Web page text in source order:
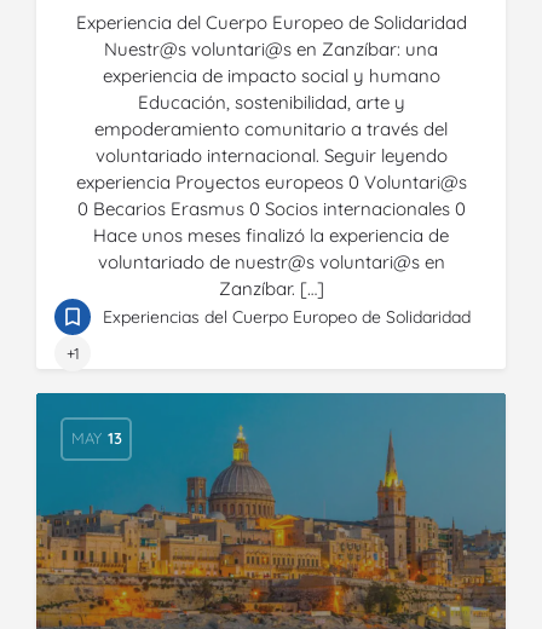
Experiencia del Cuerpo Europeo de Solidaridad
Nuestr@s voluntari@s en Zanzíbar: una
experiencia de impacto social y humano
Educación, sostenibilidad, arte y
empoderamiento comunitario a través del
voluntariado internacional. Seguir leyendo
experiencia Proyectos europeos 0 Voluntari@s
0 Becarios Erasmus 0 Socios internacionales 0
Hace unos meses finalizó la experiencia de
voluntariado de nuestr@s voluntari@s en
Zanzíbar. […]
Experiencias del Cuerpo Europeo de Solidaridad
+1
MAY 13